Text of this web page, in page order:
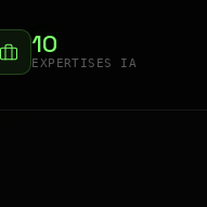
10
EXPERTISES IA